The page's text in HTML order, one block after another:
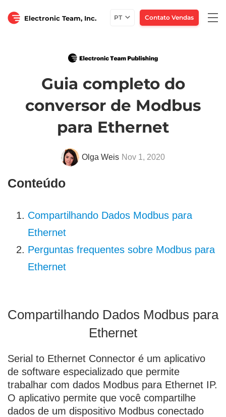
Electronic Team, Inc. PT Contato Vendas
Guia completo do
conversor de Modbus
para Ethernet
Olga Weis Nov 1, 2020
Conteúdo
Compartilhando Dados Modbus para
Ethernet
Perguntas frequentes sobre Modbus para
Ethernet
Compartilhando Dados Modbus para
Ethernet
Serial to Ethernet Connector é um aplicativo
de software especializado que permite
trabalhar com dados Modbus para Ethernet IP.
O aplicativo permite que você compartilhe
dados de um dispositivo Modbus conectado